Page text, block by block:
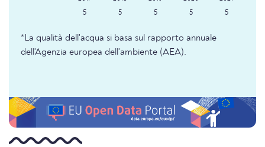
5 5 5 5 5
*La qualità dell'acqua si basa sul rapporto annuale
dell'Agenzia europea dell'ambiente (AEA).